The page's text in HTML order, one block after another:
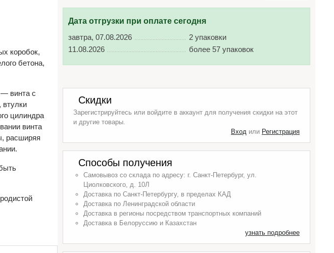
коробок,
бетона,
винта с
втулки
цилиндра
винта
расширяя
Дата отгрузки при оплате сегодня
завтра, 07.08.2026
2 упаковки
11.08.2026
более 57 упаковок
Скидки
Зарегистрируйтесь или войдите в аккаунт для получения скидки на этот
и другие товары.
Вход или Регистрация
Способы получения
Самовывоз со склада по адресу: г. Санкт-Петербург, ул.
Циолковского, д. 10Л
Доставка по Санкт-Петербургу, в пределах КАД
Доставка по Ленинградской области
Доставка в регионы посредством транспортных компаний
Доставка в Белоруссию и Казахстан
узнать подробнее